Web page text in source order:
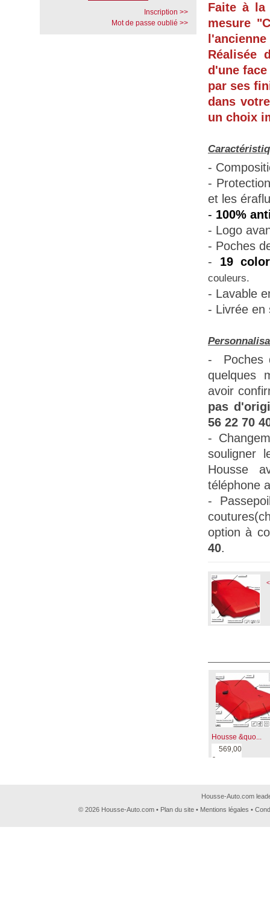
Faite à la
mesure "
Réalisée
d'une
par ses
dans
un choix
-
-
et les
- 100%
- Logo
- Poches
-
19
couleurs.
- Lavable
- Livrée en
-
Poches
quelques
avoir
pas
56 22 70
-
souligner
Housse
téléphone
-
option à
40.
Housse &quo...
569,00
€
Inscription >>
Mot de passe oublié >>
Housse-Auto.com
© 2026 Housse-Auto.com • Plan du site • Mentions légales •